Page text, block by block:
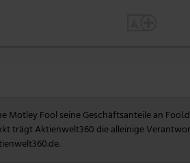
Motley Fool seine Geschäftsanteile an
trägt Aktienwelt360 die alleinige